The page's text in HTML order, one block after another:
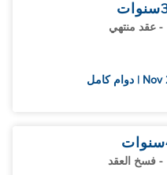
سنوات
- عقد منتهي
سنوات
- فسخ العقد